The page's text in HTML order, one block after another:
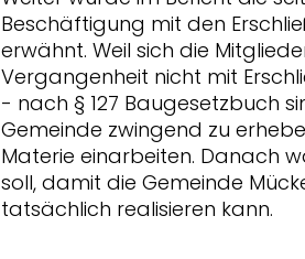
Beschäftigung mit den
erwähnt. Weil sich die
Vergangenheit nicht mit
- nach § 127 Baugesetzbuch
Gemeinde zwingend zu
Materie einarbeiten. Danach
soll, damit die Gemeinde
tatsächlich realisieren kann.